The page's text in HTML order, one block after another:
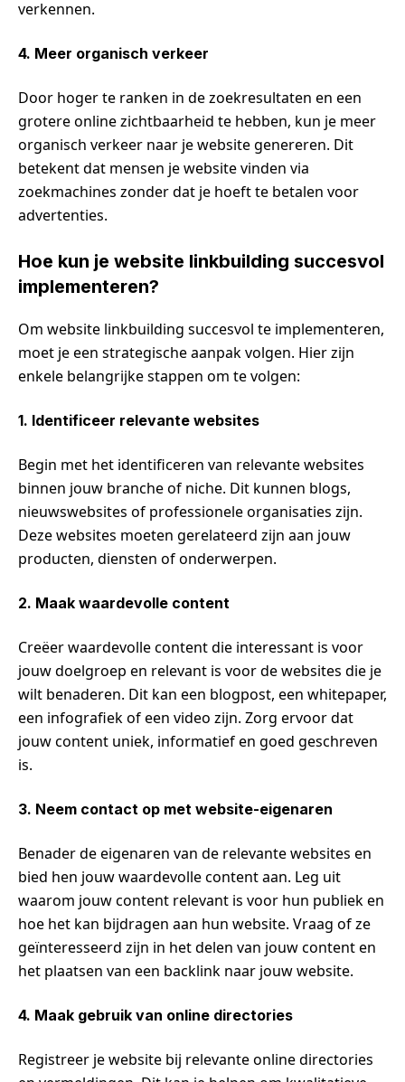
verkennen.
4. Meer organisch verkeer
Door hoger te ranken in de zoekresultaten en een
grotere online zichtbaarheid te hebben, kun je meer
organisch verkeer naar je website genereren. Dit
betekent dat mensen je website vinden via
zoekmachines zonder dat je hoeft te betalen voor
advertenties.
Hoe kun je website linkbuilding succesvol
implementeren?
Om website linkbuilding succesvol te implementeren,
moet je een strategische aanpak volgen. Hier zijn
enkele belangrijke stappen om te volgen:
1. Identificeer relevante websites
Begin met het identificeren van relevante websites
binnen jouw branche of niche. Dit kunnen blogs,
nieuwswebsites of professionele organisaties zijn.
Deze websites moeten gerelateerd zijn aan jouw
producten, diensten of onderwerpen.
2. Maak waardevolle content
Creëer waardevolle content die interessant is voor
jouw doelgroep en relevant is voor de websites die je
wilt benaderen. Dit kan een blogpost, een whitepaper,
een infografiek of een video zijn. Zorg ervoor dat
jouw content uniek, informatief en goed geschreven
is.
3. Neem contact op met website-eigenaren
Benader de eigenaren van de relevante websites en
bied hen jouw waardevolle content aan. Leg uit
waarom jouw content relevant is voor hun publiek en
hoe het kan bijdragen aan hun website. Vraag of ze
geïnteresseerd zijn in het delen van jouw content en
het plaatsen van een backlink naar jouw website.
4. Maak gebruik van online directories
Registreer je website bij relevante online directories